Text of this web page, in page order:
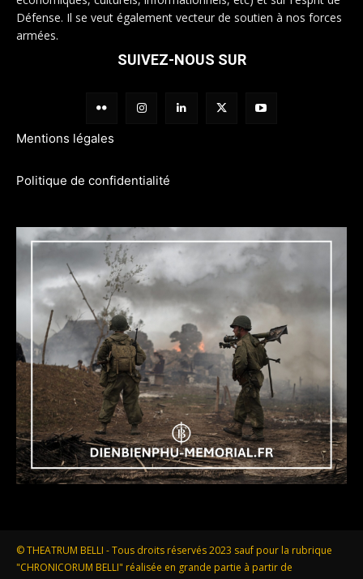
Défense. Il se veut également vecteur de soutien à nos forces
armées.
SUIVEZ-NOUS SUR
Mentions légales
Politique de confidentialité
© THEATRUM BELLI - Tous droits réservés 2023 sauf pour la rubrique
"CHRONICORUM BELLI" réalisée en grande partie à partir de